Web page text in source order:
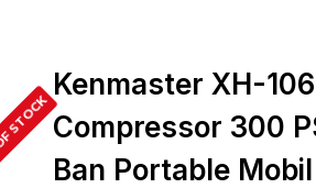
Kenmaster XH-
Compressor 300
Ban Portable Mobil